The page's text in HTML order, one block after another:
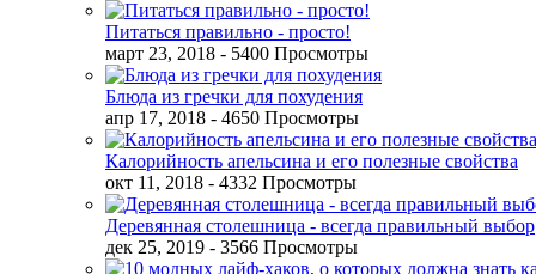
Питаться правильно - просто!
март 23, 2018 - 5400 Просмотры
Блюда из гречки для похудения
апр 17, 2018 - 4650 Просмотры
Калорийность апельсина и его полезные свойства
окт 11, 2018 - 4332 Просмотры
Деревянная столешница - всегда правильный выбор
дек 25, 2019 - 3566 Просмотры